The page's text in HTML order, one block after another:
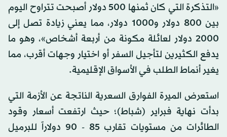
«التذكرة التي كان ثمنها 500 دولار أصبحت تتراوح اليوم
بين 800 دولار و1000 دولار، مما يعني زيادة تصل إلى
2000 دولار لعائلة مكونة من أربعة أشخاص»، وهو ما
يدفع الكثيرين لتأجيل السفر أو اختيار وجهات أقرب، مما
يغير أنماط الطلب في الأسواق الإقليمية.
استعرض الميرة الفوارق السعرية الناتجة عن الأزمة التي
بدأت نهاية فبراير (شباط)؛ حيث ارتفعت أسعار وقود
الطائرات من مستويات تقارب 85 - 90 دولاراً للبرميل